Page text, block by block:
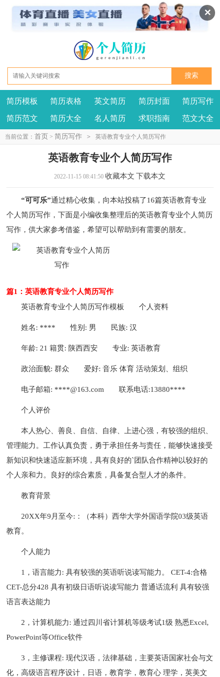
✕
我要投稿 投诉建议
简历模板 简历表格 英文简历 简历封面 简历写作
简历范文 简历大全 名人简历 求职指南 范文大全
当前位置： 首页 > 简历写作 > 英语教育专业个人简历写作
英语教育专业个人简历写作
2022-11-15 08:41:50 收藏本文 下载本文
“可可乐”通过精心收集，向本站投稿了16篇英语教育专业
个人简历写作，下面是小编收集整理后的英语教育专业个人简历
写作，供大家参考借鉴，希望可以帮助到有需要的朋友。
篇1：英语教育专业个人简历写作
英语教育专业个人简历写作模板
个人资料
姓名: **** 性别: 男 民族: 汉
年龄: 21 籍贯: 陕西西安 专业: 英语教育
政治面貌: 群众 爱好: 音乐 体育 活动策划、组织
电子邮箱: ****@163.com 联系电话:13880****
个人评价
本人热心、善良、自信、自律、上进心强，有较强的组织、
管理能力。工作认真负责，勇于承担任务与责任，能够快速接受
新知识和快速适应新环境，具有良好的`团队合作精神以较好的
个人亲和力。良好的综合素质，具备复合型人才的条件。
教育背景
20XX年9月至今:：（本科）西华大学外国语学院03级英语
教育。
个人能力
1，语言能力: 具有较强的英语听说读写能力。 CET-4:合格
CET-总分428 具有初级日语听说读写能力 普通话流利 具有较强
语言表达能力
2，计算机能力: 通过四川省计算机等级考试1级 熟悉Excel,
PowerPoint等Office软件
3，主修课程: 现代汉语，法律基础，主要英语国家社会与文
化，高级语言程序设计，日语，教育学，教育心 理学，英美文